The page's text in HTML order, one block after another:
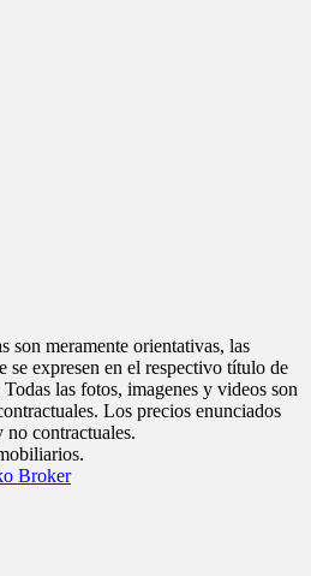
son meramente orientativas, las
se expresen en el respectivo título de
las fotos, imagenes y videos son
Los precios enunciados
no contractuales.
Broker